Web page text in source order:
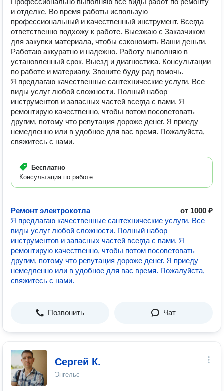
Профессионально выполняю все виды работ по ремонту
и отделке. Во время работы использую
профессиональный и качественный инструмент. Всегда
ответственно подхожу к работе. Выезжаю с Заказчиком
для закупки материала, чтобы сэкономить Ваши деньги.
Работаю аккуратно и надежно. Работу выполняю в
установленный срок. Выезд и диагностика. Консультации
по работе и материалу. Звоните буду рад помочь.
Я предлагаю качественные сантехнические услуги. Все
виды услуг любой сложности. Полный набор
инструментов и запасных частей всегда с вами. Я
ремонтирую качественно, чтобы потом посоветовать
другим, потому что репутация дороже денег. Я приеду
немедленно или в удобное для вас время. Пожалуйста,
свяжитесь с нами.
Бесплатно
Консультация по работе
Ремонт электрокотла
от 1000 ₽
Я предлагаю качественные сантехнические услуги. Все
виды услуг любой сложности. Полный набор
инструментов и запасных частей всегда с вами. Я
ремонтирую качественно, чтобы потом посоветовать
другим, потому что репутация дороже денег. Я приеду
немедленно или в удобное для вас время. Пожалуйста,
свяжитесь с нами.
Позвонить Чат
Сергей К.
Энгельс